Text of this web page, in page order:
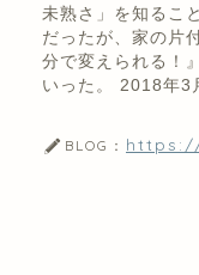
未熟さ」を知るこ
だったが、家の片
分で変えられる！
いった。 2018年3
BLOG：